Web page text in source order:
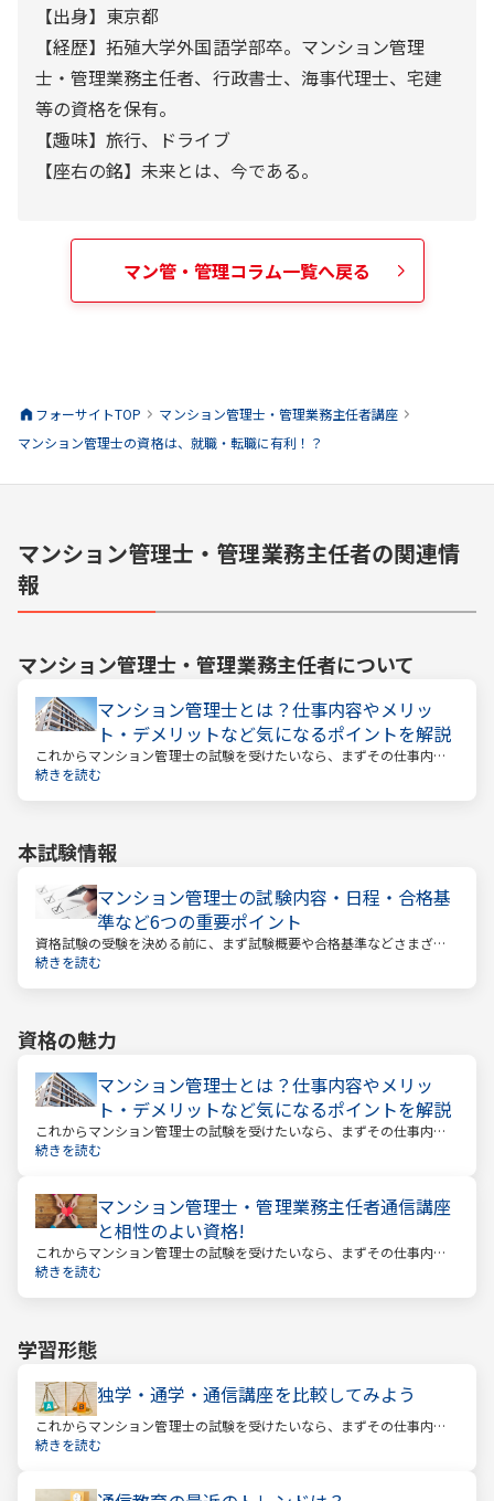
【出身】東京都
【経歴】拓殖大学外国語学部卒。マンション管理
士・管理業務主任者、行政書士、海事代理士、宅建
等の資格を保有。
【趣味】旅行、ドライブ
【座右の銘】未来とは、今である。
マン管・管理コラム一覧へ戻る
フォーサイトTOP マンション管理士・管理業務主任者講座
マンション管理士の資格は、就職・転職に有利！？
マンション管理士・管理業務主任者の関連情
報
マンション管理士・管理業務主任者について
マンション管理士とは？仕事内容やメリッ
ト・デメリットなど気になるポイントを解説
これからマンション管理士の試験を受けたいなら、まずその仕事内容
を確かめましょう。この仕事では、マンション管理組合の総合的なサ
続きを読む
本試験情報
マンション管理士の試験内容・日程・合格基
準など6つの重要ポイント
資格試験の受験を決める前に、まず試験概要や合格基準などさまざま
なことを把握しておくことが大切です。試験までの日数を計算し、無
続きを読む
資格の魅力
マンション管理士とは？仕事内容やメリッ
ト・デメリットなど気になるポイントを解説
これからマンション管理士の試験を受けたいなら、まずその仕事内容
を確かめましょう。この仕事では、マンション管理組合の総合的なサ
続きを読む
マンション管理士・管理業務主任者通信講座
と相性のよい資格!
これからマンション管理士の試験を受けたいなら、まずその仕事内容
を確かめましょう。この仕事では、マンション管理組合の総合的なサ
続きを読む
学習形態
独学・通学・通信講座を比較してみよう
これからマンション管理士の試験を受けたいなら、まずその仕事内容
を確かめましょう。この仕事では、マンション管理組合の総合的なサ
続きを読む